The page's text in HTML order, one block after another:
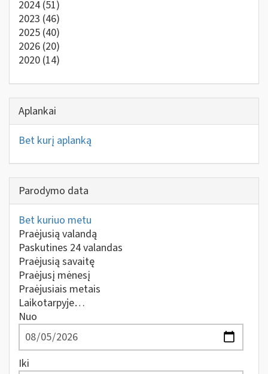
2024 (51)
2023 (46)
2025 (40)
2026 (20)
2020 (14)
Aplankai
Bet kurį aplanką
Parodymo data
Bet kuriuo metu
Praėjusią valandą
Paskutines 24 valandas
Praėjusią savaitę
Praėjusį mėnesį
Praėjusiais metais
Laikotarpyje…
Nuo
Iki